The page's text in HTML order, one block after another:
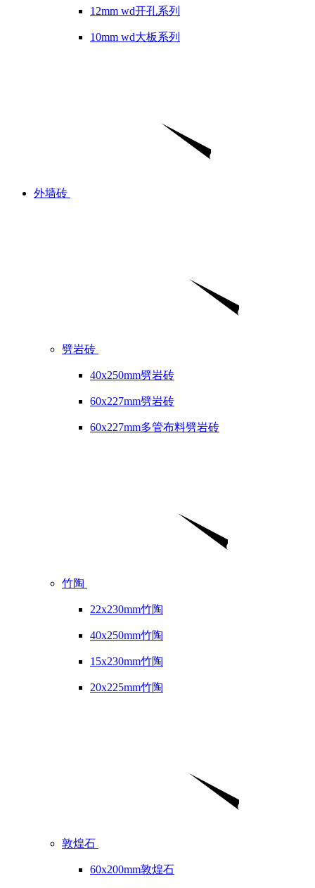
12mm wd开孔系列
10mm wd大板系列
外墙砖
劈岩砖
40x250mm劈岩砖
60x227mm劈岩砖
60x227mm多管布料劈岩砖
竹陶
22x230mm竹陶
40x250mm竹陶
15x230mm竹陶
20x225mm竹陶
敦煌石
60x200mm敦煌石